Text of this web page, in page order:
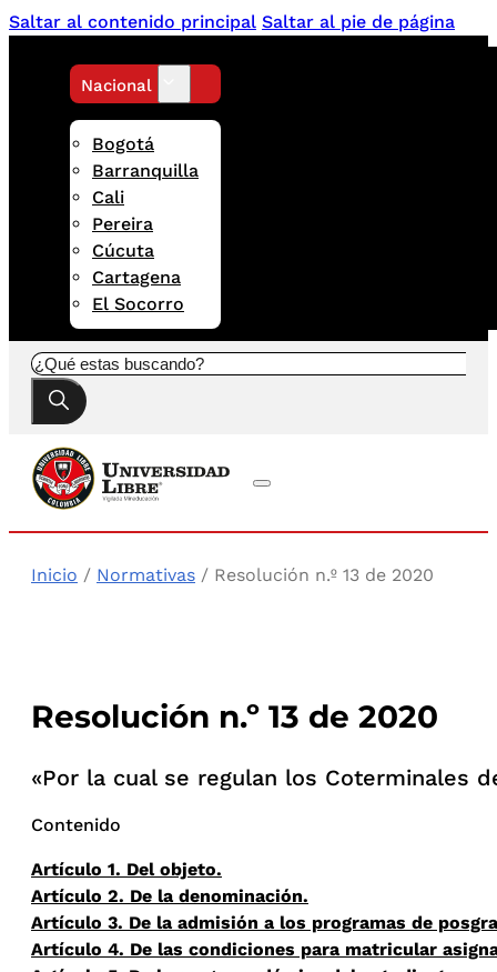
Saltar al contenido principal Saltar al pie de página
Nacional
Bogotá
Barranquilla
Cali
Pereira
Cúcuta
Cartagena
El Socorro
Buscar
Inicio / Normativas / Resolución n.º 13 de 2020
Resolución n.º 13 de 2020
«Por la cual se regulan los Coterminales
Contenido
Artículo 1. Del objeto.
Artículo 2. De la denominación.
Artículo 3. De la admisión a los programas de
Artículo 4. De las condiciones para matricular